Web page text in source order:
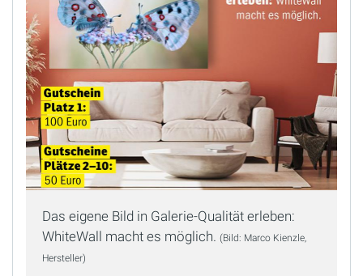
Das eigene Bild in Galerie-Qualität erleben:
WhiteWall macht es möglich. (Bild: Marco Kienzle,
Hersteller)